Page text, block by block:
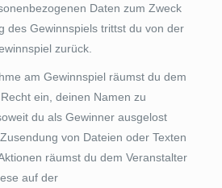
Daten zum Zweck
des Gewinnspiels trittst du von der
zurück.
am Gewinnspiel räumst du dem
ein, deinen Namen zu
du als Gewinner ausgelost
von Dateien oder Texten
räumst du dem Veranstalter
auf der